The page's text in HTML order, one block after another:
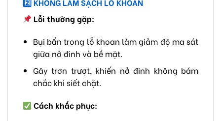
Lỗi thường gặp:
Bụi bẩn trong lỗ khoan làm giảm độ ma sát
giữa nở đinh và bề mặt.
Gây trơn trượt, khiến nở đinh không bám
chắc khi siết chặt.
Cách khắc phục: